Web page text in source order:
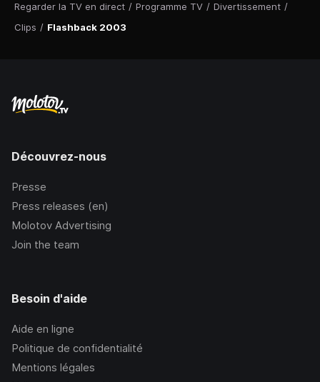
Regarder la TV en direct / Programme TV / Divertissement /
Clips / Flashback 2003
Découvrez-nous
Presse
Press releases (en)
Molotov Advertising
Join the team
Besoin d'aide
Aide en ligne
Politique de confidentialité
Mentions légales